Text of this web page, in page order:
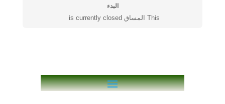
البدء
This المساق is currently closed